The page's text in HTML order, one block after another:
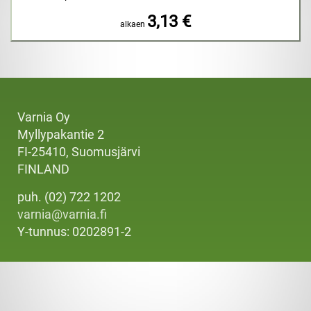
alkaen 3,13 €
Varnia Oy
Myllypakantie 2
FI-25410, Suomusjärvi
FINLAND
puh. (02) 722 1202
varnia@varnia.fi
Y-tunnus: 0202891-2